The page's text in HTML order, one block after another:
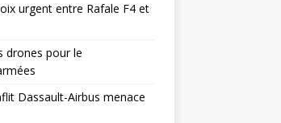
urgent entre Rafale F4 et
drones pour le
Dassault-Airbus menace